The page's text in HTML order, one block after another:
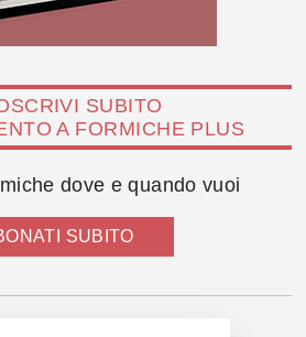
SUBITO
A FORMICHE PLUS
dove e quando vuoi
SUBITO